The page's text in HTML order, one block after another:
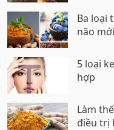
Ba loại
não
5 loại
hợp
Làm
điều trị